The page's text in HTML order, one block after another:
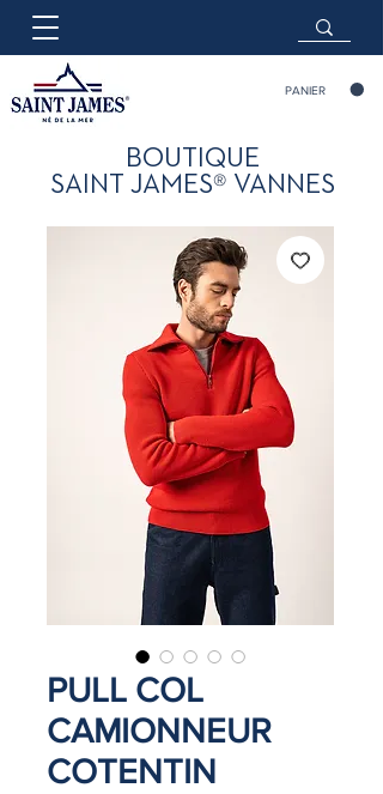
BOUTIQUE
SAINT JAMES® VANNES
PANIER
PULL COL
CAMIONNEUR
COTENTIN